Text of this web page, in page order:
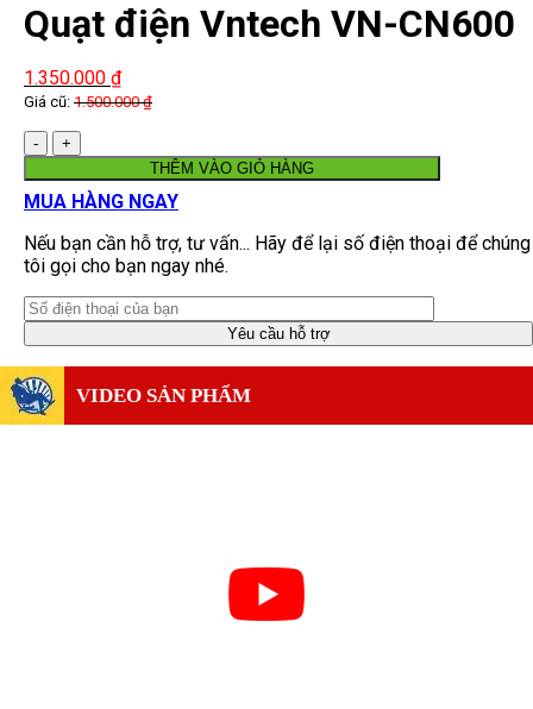
Quạt điện Vntech VN-CN600
(Quạt Công Nghiệp) SIÊU
MÁT 30M2
1.350.000 ₫
Giá cũ: 1.500.000₫
Số
lượng
THÊM VÀO GIỎ HÀNG
MUA HÀNG NGAY
Nếu bạn cần hỗ trợ, tư vấn... Hãy để lại số điện thoại để chúng
tôi gọi cho bạn ngay nhé.
VIDEO SẢN PHẨM